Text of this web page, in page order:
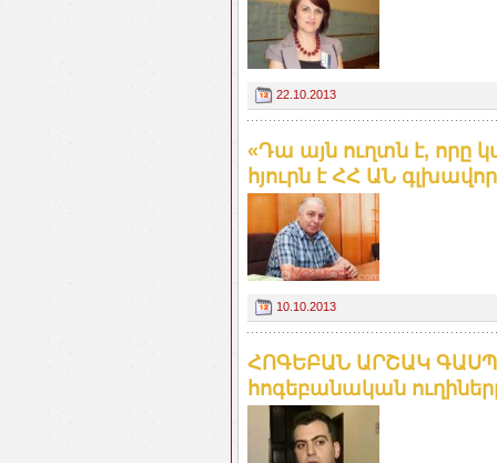
22.10.2013
«Դա այն ուղտն է, որը
հյուրն է ՀՀ ԱՆ
10.10.2013
ՀՈԳԵԲԱՆ ԱՐՇԱԿ
հոգեբանական